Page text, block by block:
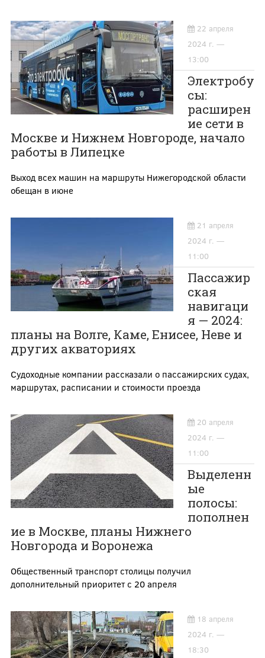
22 апреля
2024 г. —
13:00
Электробу
сы:
расширен
ие сети в
Москве и Нижнем Новгороде, начало
работы в Липецке
Выход всех машин на маршруты Нижегородской области
обещан в июне
21 апреля
2024 г. —
11:00
Пассажир
ская
навигаци
я — 2024:
планы на Волге, Каме, Енисее, Неве и
других акваториях
Судоходные компании рассказали о пассажирских судах,
маршрутах, расписании и стоимости проезда
20 апреля
2024 г. —
11:00
Выделенн
ые
полосы:
пополнен
ие в Москве, планы Нижнего
Новгорода и Воронежа
Общественный транспорт столицы получил
дополнительный приоритет с 20 апреля
18 апреля
2024 г. —
18:30